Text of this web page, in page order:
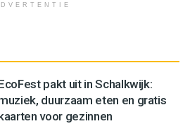
pakt uit in Schalkwijk:
duurzaam eten en gratis
voor gezinnen